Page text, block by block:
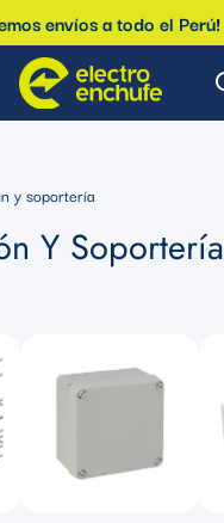
envíos a todo el Perú!
y soportería
Y Soportería